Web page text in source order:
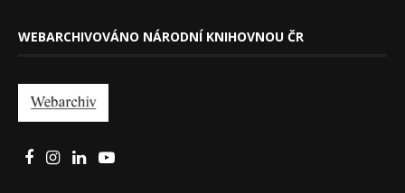
WEBARCHIVOVÁNO NÁRODNÍ KNIHOVNOU ČR